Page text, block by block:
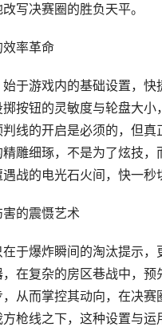
写决赛圈的胜负天平。
率革命
于游戏内的基础设置，
按钮的灵敏度与轮盘大
线的开启是必须的，但
雕细琢，不是为了炫技
战的电光石火间，快一秒
的震慑艺术
于爆炸瞬间的淘汰提示
在复杂的房区巷战中，
从而掌控其动向，在决
枪线之下，这种设置与